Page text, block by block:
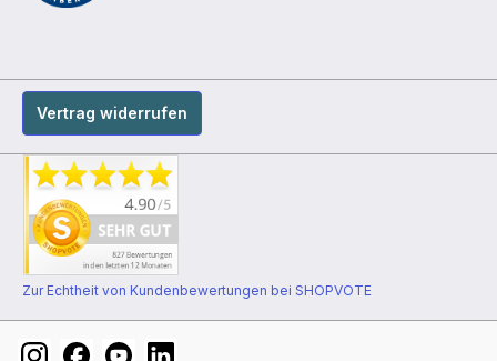
Vertrag widerrufen
Zur Echtheit von Kundenbewertungen bei SHOPVOTE